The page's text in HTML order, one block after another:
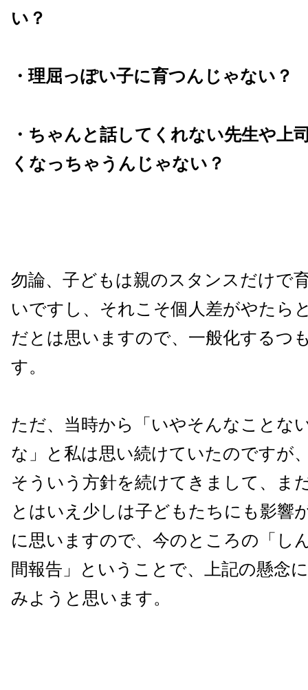
い？
・理屈っぽい子に育つんじゃない？
・ちゃんと話してくれない先生や上
くなっちゃうんじゃない？
勿論、子どもは親のスタンスだけで
いですし、それこそ個人差がやたら
だとは思いますので、一般化するつ
す。
ただ、当時から「いやそんなことな
な」と私は思い続けていたのですが
そういう方針を続けてきまして、ま
とはいえ少しは子どもたちにも影響
に思いますので、今のところの「し
間報告」ということで、上記の懸念
みようと思います。